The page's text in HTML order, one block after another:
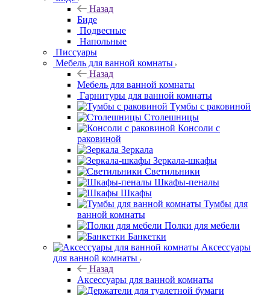
Назад
Биде
комнаты
Назад
Мебель для ванной комнаты
Гарнитуры для ванной комнаты
Тумбы с раковиной
Столешницы
Консоли с раковиной
Зеркала
Зеркала-шкафы
Светильники
Шкафы-пеналы
Шкафы
Тумбы для ванной комнаты
Полки для мебели
Банкетки
Аксессуары
для ванной комнаты
Назад
Аксессуары для ванной комнаты